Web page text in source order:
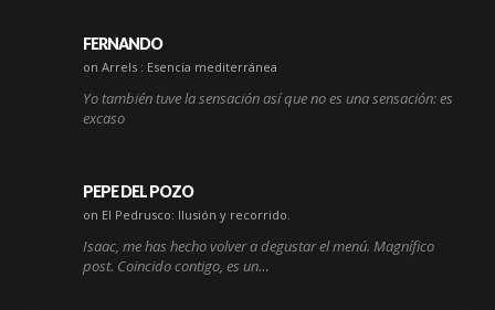
FERNANDO
on Arrels : Esencia mediterránea
Yo también tuve la sensación así que no es una sensación: es
excaso
PEPE DEL POZO
on El Pedrusco: Ilusión y recorrido.
Isaac, me has hecho volver a degustar el menú. Magnífico
post. Coincido contigo, es un…